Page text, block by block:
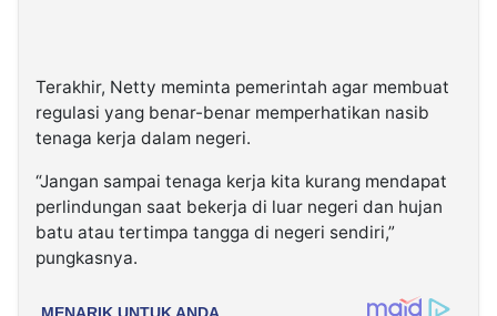
Terakhir, Netty meminta pemerintah agar membuat
regulasi yang benar-benar memperhatikan nasib
tenaga kerja dalam negeri.
“Jangan sampai tenaga kerja kita kurang mendapat
perlindungan saat bekerja di luar negeri dan hujan
batu atau tertimpa tangga di negeri sendiri,”
pungkasnya.